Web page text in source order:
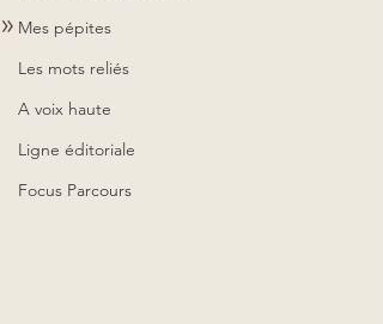
Mes pépites
Les mots reliés
A voix haute
Ligne éditoriale
Focus Parcours
»